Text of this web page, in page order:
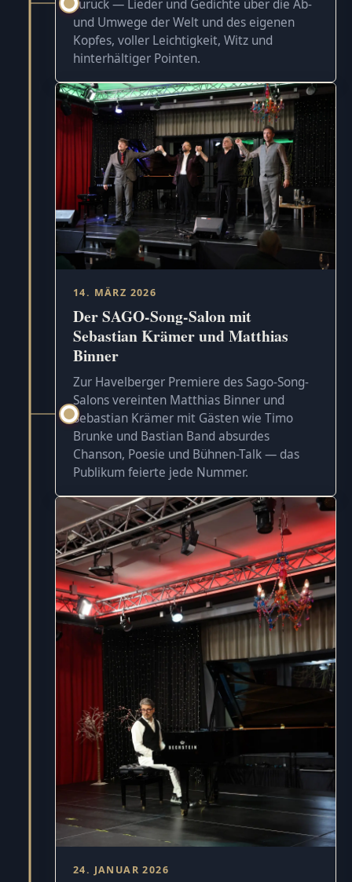
zurück — Lieder und Gedichte über die Ab-
und Umwege der Welt und des eigenen
Kopfes, voller Leichtigkeit, Witz und
hinterhältiger Pointen.
14. MÄRZ 2026
Der SAGO-Song-Salon mit
Sebastian Krämer und Matthias
Binner
Zur Havelberger Premiere des Sago-Song-
Salons vereinten Matthias Binner und
Sebastian Krämer mit Gästen wie Timo
Brunke und Bastian Band absurdes
Chanson, Poesie und Bühnen-Talk — das
Publikum feierte jede Nummer.
24. JANUAR 2026